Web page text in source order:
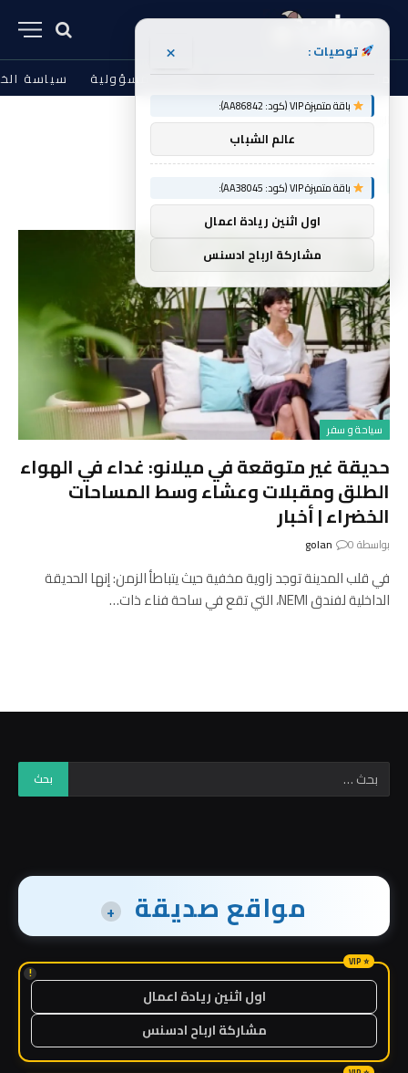
من نحن الشروط والأحكام إخلاء المسؤولية سياسة
الرئيسية » الطلق
الطلق
سياحة و سفر
حديقة غير متوقعة في ميلانو: غداء في الهواء
الطلق ومقبلات وعشاء وسط المساحات
الخضراء | أخبار
بواسطة golan 0
في قلب المدينة توجد زاوية مخفية حيث يتباطأ الزمن: إنها الحديقة
الداخلية لفندق NEMI، التي تقع في ساحة فناء ذات…
مواقع صديقة +
!
اول اثنين ريادة اعمال
مشاركة ارباح ادسنس
توصيات : ×
باقة متميزة VIP (كود: AA86842):
عالم الشباب
باقة متميزة VIP (كود: AA38045):
اول اثنين ريادة اعمال
مشاركة ارباح ادسنس